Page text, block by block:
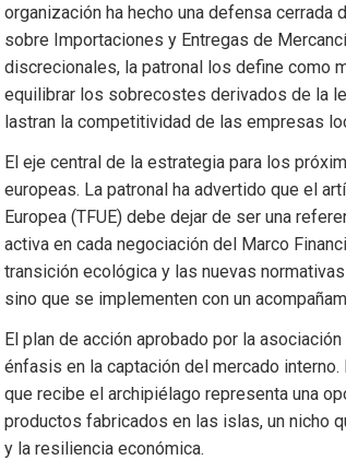
organización ha hecho una defensa cerrada
sobre Importaciones y Entregas de
discrecionales, la patronal los define como
equilibrar los sobrecostes derivados de la
lastran la competitividad de las empresas
El eje central de la estrategia para los
europeas. La patronal ha advertido que el
Europea (TFUE) debe dejar de ser una
activa en cada negociación del Marco
transición ecológica y las nuevas
sino que se implementen con un
El plan de acción aprobado por la
énfasis en la captación del mercado
que recibe el archipiélago representa una
productos fabricados en las islas, un nicho
y la resiliencia económica.